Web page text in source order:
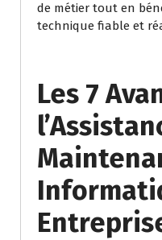
de métier tout en
technique fiable et
Les 7